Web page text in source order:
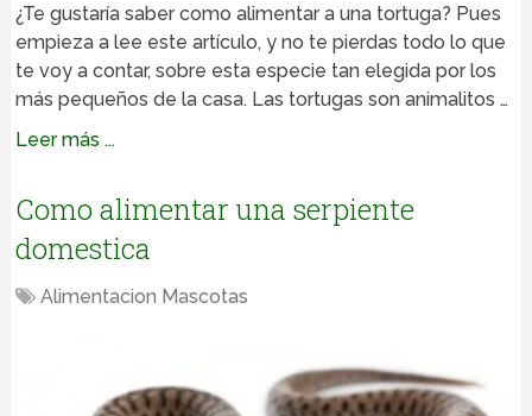
¿Te gustaría saber como alimentar a una tortuga? Pues
empieza a lee este artículo, y no te pierdas todo lo que
te voy a contar, sobre esta especie tan elegida por los
más pequeños de la casa. Las tortugas son animalitos …
Leer más ...
Como alimentar una serpiente
domestica
Alimentacion Mascotas